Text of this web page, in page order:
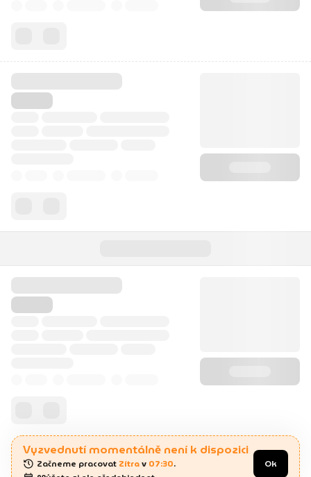
Vyzvednutí momentálně není k dispozici
Začneme pracovat Zítra v 07:30.
Ok